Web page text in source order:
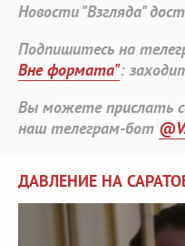
Новости "Взгляда"
Подпишитесь на
Вне формата":
Вы можете прислать
наш телеграм-бот
ДАВЛЕНИЕ НА